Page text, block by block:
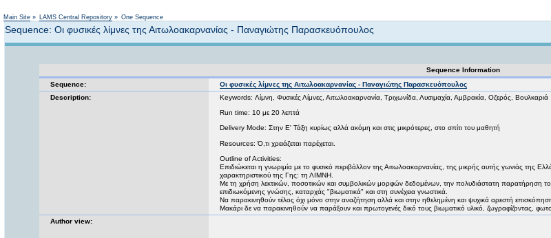
Main Site » LAMS Central Repository » One Sequence
Sequence: Οι φυσικές λίμνες της Αιτωλοακαρνανίας - Παναγιώτης Παρασκευόπουλος
Sequence Information
Sequence:
Οι φυσικές λίμνες της Αιτωλοακαρνανίας - Παναγιώτης Παρασκευόπουλος
Description: Keywords: Λίμνη, Φυσικές Λίμνες, Αιτωλοακαρνανία, Τριχωνίδα, Λυσιμαχία, Αμβρακία, Οζερός, Βουλκαριά
Run time: 10 με 20 λεπτά
Delivery Mode: Στην Ε' Τάξη κυρίως αλλά ακόμη και στις μικρότερες, στο σπίτι του μαθητή
Resources: Ό,τι χρειάζεται παρέχεται.
Outline of Activities:
Επιδιώκεται η γνωριμία με το φυσικό περιβάλλον της Αιτωλοακαρνανίας, της μικρής αυτής γωνιάς της
χαρακτηριστικού της Γης: τη ΛΙΜΝΗ.
Με τη χρήση λεκτικών, ποσοτικών και συμβολικών μορφών δεδομένων, την πολυδιάστατη παρατήρηση
επιδιωκόμενης γνώσης, καταρχάς "βιωματικά" και στη συνέχεια γνωστικά.
Να παρακινηθούν τέλος όχι μόνο στην αναζήτηση αλλά και στην ηθελημένη και ψυχικά αρεστή
Μακάρι δε να παρακινηθούν να παράξουν και πρωτογενές δικό τους βιωματικό υλικό, ζωγραφίζοντας,
Author view: